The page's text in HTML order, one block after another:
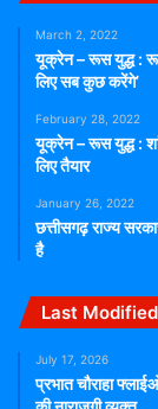
March 2, 2022
यूक्रेन – रूस युद्ध :
लिए सब कुछ करेंगे’
February 28, 2022
यूक्रेन – रूस युद्ध :
लिए तैयार
January 26, 2022
छत्तीसगढ़ राज्य
है
Last
July 17, 2026
प्रभात चौराहा